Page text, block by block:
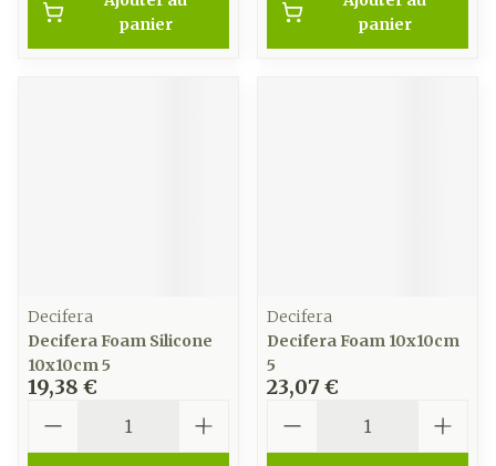
panier
panier
Decifera
Decifera Foam Silicone
10x10cm 5
19,38 €
Decifera
Decifera Foam 10x10cm
5
23,07 €